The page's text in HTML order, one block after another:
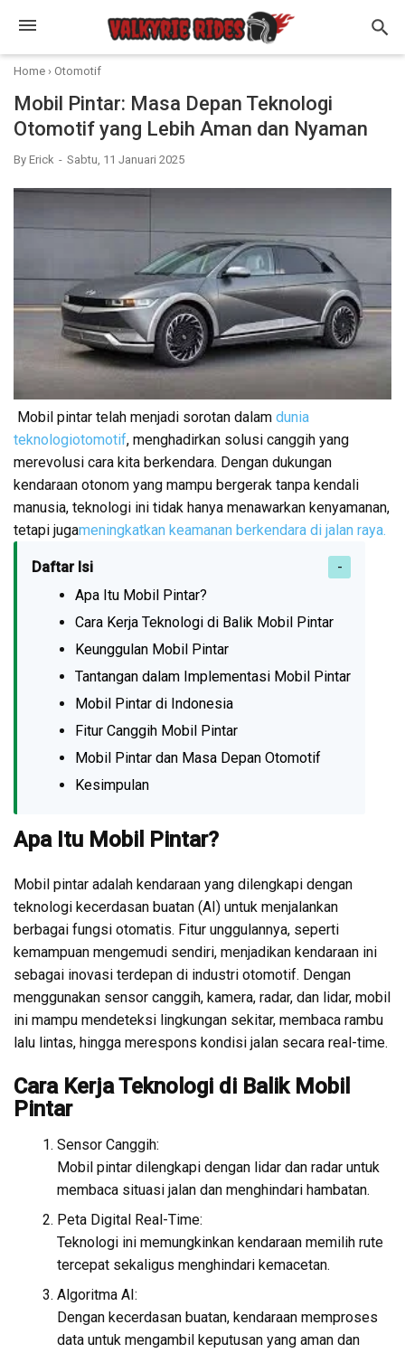
Home › Otomotif
Mobil Pintar: Masa Depan Teknologi
Otomotif yang Lebih Aman dan Nyaman
By Erick Sabtu, 11 Januari 2025
Mobil pintar telah menjadi sorotan dalam dunia
teknologiotomotif, menghadirkan solusi canggih yang
merevolusi cara kita berkendara. Dengan dukungan
kendaraan otonom yang mampu bergerak tanpa kendali
manusia, teknologi ini tidak hanya menawarkan kenyamanan,
tetapi jugameningkatkan keamanan berkendara di jalan raya.
Daftar Isi
Apa Itu Mobil Pintar?
Cara Kerja Teknologi di Balik Mobil Pintar
Keunggulan Mobil Pintar
Tantangan dalam Implementasi Mobil Pintar
Mobil Pintar di Indonesia
Fitur Canggih Mobil Pintar
Mobil Pintar dan Masa Depan Otomotif
Kesimpulan
Apa Itu Mobil Pintar?
Mobil pintar adalah kendaraan yang dilengkapi dengan
teknologi kecerdasan buatan (AI) untuk menjalankan
berbagai fungsi otomatis. Fitur unggulannya, seperti
kemampuan mengemudi sendiri, menjadikan kendaraan ini
sebagai inovasi terdepan di industri otomotif. Dengan
menggunakan sensor canggih, kamera, radar, dan lidar, mobil
ini mampu mendeteksi lingkungan sekitar, membaca rambu
lalu lintas, hingga merespons kondisi jalan secara real-time.
Cara Kerja Teknologi di Balik Mobil
Pintar
Sensor Canggih:
Mobil pintar dilengkapi dengan lidar dan radar untuk
membaca situasi jalan dan menghindari hambatan.
Peta Digital Real-Time:
Teknologi ini memungkinkan kendaraan memilih rute
tercepat sekaligus menghindari kemacetan.
Algoritma AI:
Dengan kecerdasan buatan, kendaraan memproses
data untuk mengambil keputusan yang aman dan